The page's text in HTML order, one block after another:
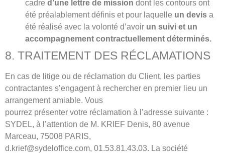
cadre d’une lettre de mission dont les contours ont
été préalablement définis et pour laquelle un devis a
été réalisé avec la volonté d’avoir un suivi et un
accompagnement contractuellement déterminés.
8. TRAITEMENT DES RÉCLAMATIONS
En cas de litige ou de réclamation du Client, les parties
contractantes s’engagent à rechercher en premier lieu un
arrangement amiable. Vous
pourrez présenter votre réclamation à l’adresse suivante :
SYDEL, à l’attention de M. KRIEF Denis, 80 avenue
Marceau, 75008 PARIS,
d.krief@sydeloffice.com, 01.53.81.43.03. La société